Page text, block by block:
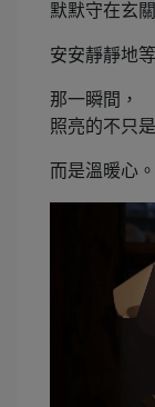
默默守在玄關
安安靜靜地
那一瞬間，
照亮的不只
而是溫暖心。